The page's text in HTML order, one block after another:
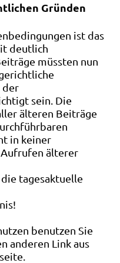
Gründen
ist das
deutlich
müssten nun
der
sein. Die
älteren Beiträge
in keiner
älterer
tagesaktuelle
benutzen Sie
anderen Link aus